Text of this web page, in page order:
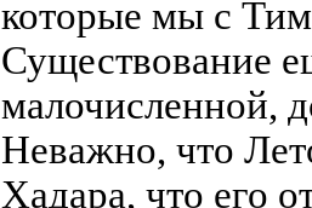
которые мы с
Существование
малочисленной,
Неважно, что
Хадара, что его